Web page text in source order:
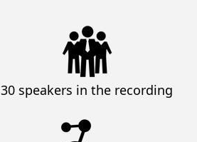
30 speakers in the recording